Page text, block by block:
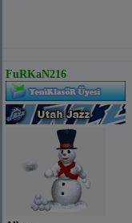
FuRKaN216